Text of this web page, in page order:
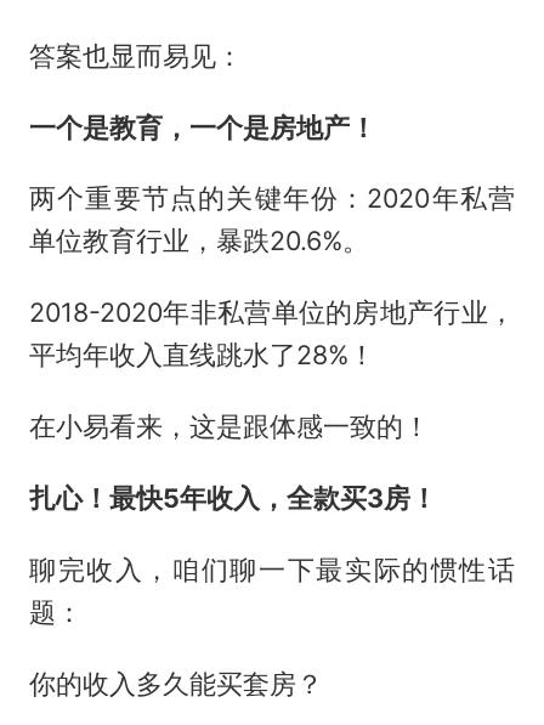
答案也显而易见：
一个是教育，一个是房地产！
两个重要节点的关键年份：2020年私营
单位教育行业，暴跌20.6%。
2018-2020年非私营单位的房地产行业，
平均年收入直线跳水了28%！
在小易看来，这是跟体感一致的！
扎心！最快5年收入，全款买3房！
聊完收入，咱们聊一下最实际的惯性话
题：
你的收入多久能买套房？